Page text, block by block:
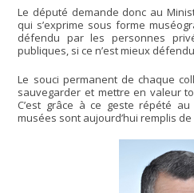
Le député demande donc au
qui s’exprime sous forme
défendu par les personnes
publiques, si ce n’est mieux
Le souci permanent de chaque
sauvegarder et mettre en valeur
C’est grâce à ce geste répété
musées sont aujourd’hui remplis